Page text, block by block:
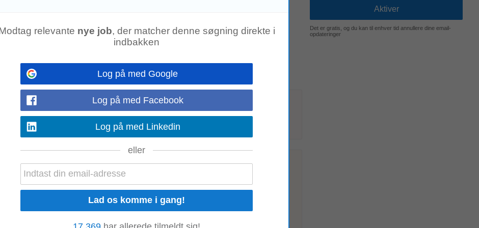
på Arts, Aarhus Universitet
til fakultetets forskningsområder Kendskab til fondslandskabet og øvrige muligheder for
Ulla Gjørling på e-mail eller 29 62...
Medarbejder
Analyst
Projektmedarbejder
Projektkoordinator
Kontorelev
Det er gratis, og du kan til enhver tid annullere dine email-
opdateringer
relevante nye job, der matcher denne søgning direkte i
indbakken
Log på med Google
Log på med Facebook
Log på med Linkedin
eller